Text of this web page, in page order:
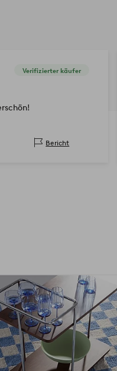
Verifizierter käufer
Bericht